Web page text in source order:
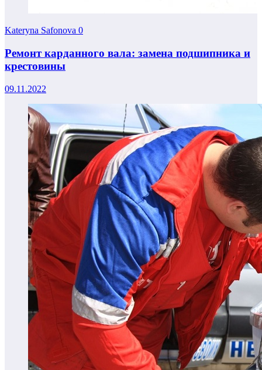
Kateryna Safonova 0
Ремонт карданного вала: замена подшипника и
крестовины
09.11.2022